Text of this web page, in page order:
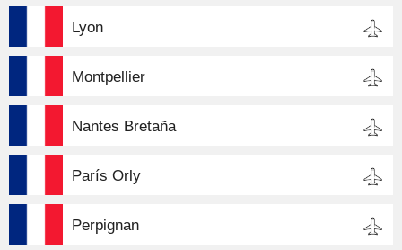
Lyon
Montpellier
Nantes Bretaña
París Orly
Perpignan